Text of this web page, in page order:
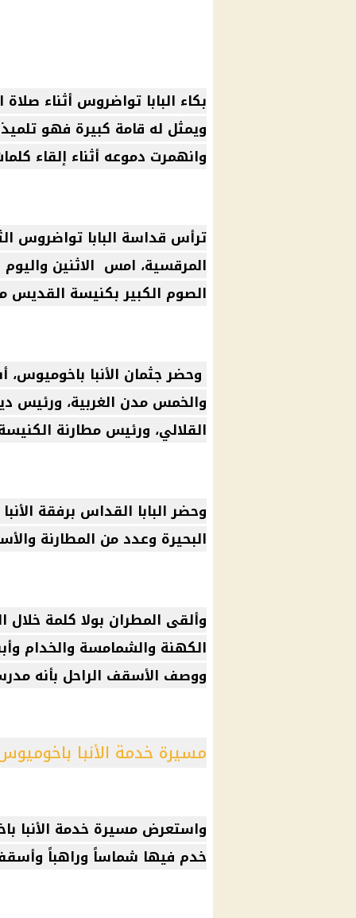
بكاء البابا تواضروس أثناء
ويمثل له قامة كبيرة فهو تلميذ
وانهمرت دموعه أثناء إلقاء
ترأس قداسة البابا تواضروس
المرقسية، امس الاثنين واليوم
الصوم الكبيربكنيسة القديس
وحضر جثمان الأنبا باخوميوس،
والخمس مدن الغربية، ورئيس
القلالي، ورئيس مطارنة
وحضر البابا القداس برفقة
البحيرة وعدد من المطارنة
وألقى المطران بولا كلمة خلال
الكهنة والشمامسة والخدام
ووصف الأسقف الراحل بأنه
مسيرة خدمة الأنبا
واستعرض مسيرة خدمة الأنبا
خدم فيها شماساً وراهباً